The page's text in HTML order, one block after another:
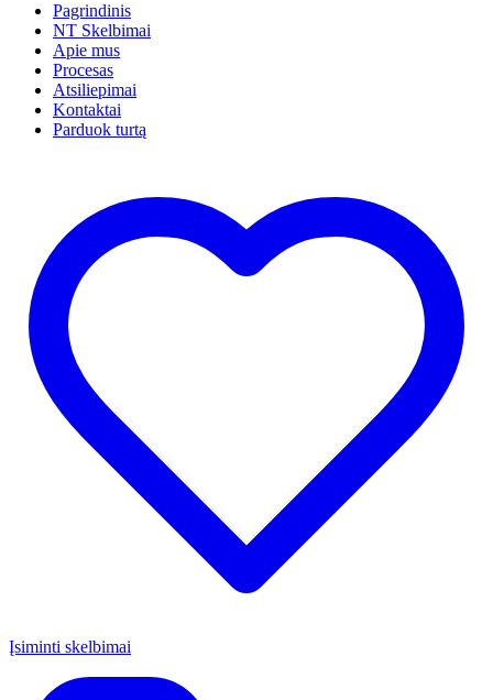
Pagrindinis
NT Skelbimai
Apie mus
Procesas
Atsiliepimai
Kontaktai
Parduok turtą
Įsiminti skelbimai